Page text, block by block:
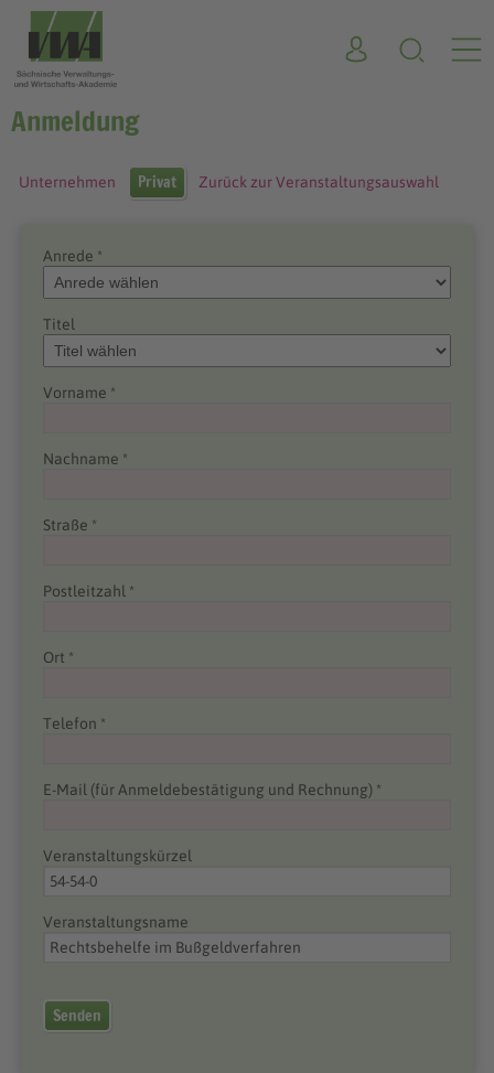
Anmeldung
Unternehmen Privat Zurück zur Veranstaltungsauswahl
Anrede *
Titel
Vorname *
Nachname *
Straße *
Postleitzahl *
Ort *
Telefon *
E-Mail (für Anmeldebestätigung und Rechnung) *
Veranstaltungskürzel
Veranstaltungsname
Senden